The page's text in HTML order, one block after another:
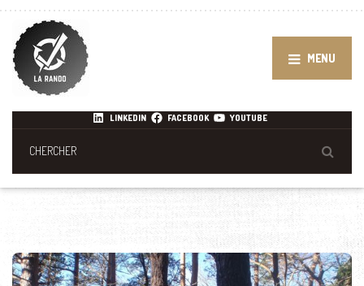
MENU
LINKEDIN FACEBOOK YOUTUBE